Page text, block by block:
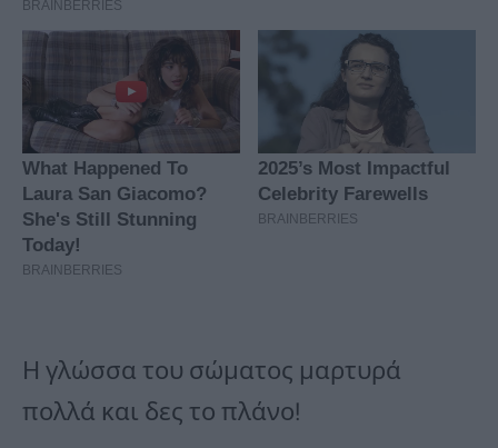
Η γλώσσα του σώματος μαρτυρά
πολλά και δες το πλάνο!